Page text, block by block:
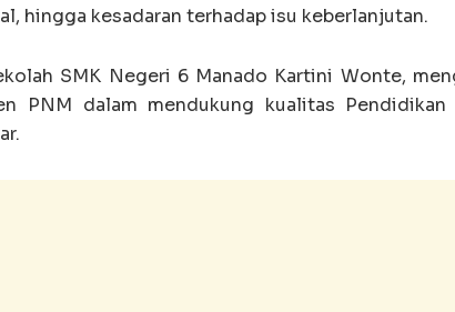
hingga kesadaran terhadap isu keberlanjutan.
SMK Negeri 6 Manado Kartini Wonte,
PNM dalam mendukung kualitas Pendidikan